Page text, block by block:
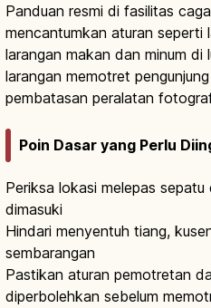
Panduan resmi di fasilitas
mencantumkan aturan seperti
larangan makan dan minum
larangan memotret
pembatasan peralatan
Poin Dasar yang Perlu
Periksa lokasi melepas
dimasuki
Hindari menyentuh tiang,
sembarangan
Pastikan aturan pemotretan
diperbolehkan sebelum